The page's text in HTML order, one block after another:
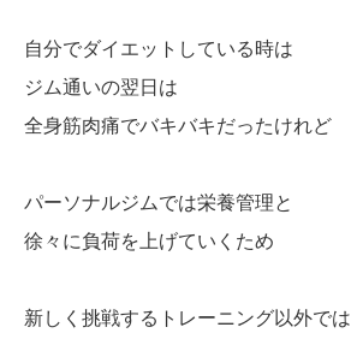
自分でダイエットしている時は
ジム通いの翌日は
全身筋肉痛でバキバキだったけれど
パーソナルジムでは栄養管理と
徐々に負荷を上げていくため
新しく挑戦するトレーニング以外では